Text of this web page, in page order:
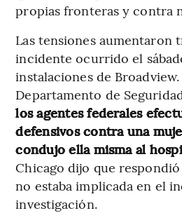
propias fronteras y contra
Las tensiones aumentaron
incidente ocurrido el
instalaciones de
Departamento de
los agentes federales
defensivos contra una
condujo ella misma al
Chicago dijo que
no estaba implicada en el
investigación.